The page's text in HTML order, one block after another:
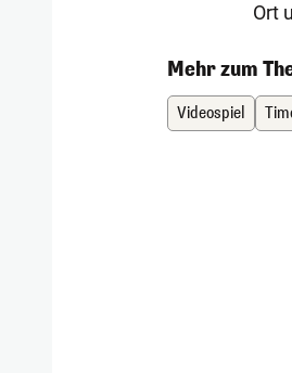
Ort
Mehr zum
Videospiel